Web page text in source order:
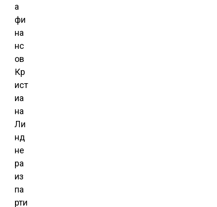
а
фи
на
нс
ов
Кр
ист
иа
на
Ли
нд
не
ра
из
па
рти